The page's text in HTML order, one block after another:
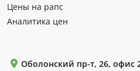
Цены на рапс
Аналитика цен
Оболонский пр-т, 26, офис